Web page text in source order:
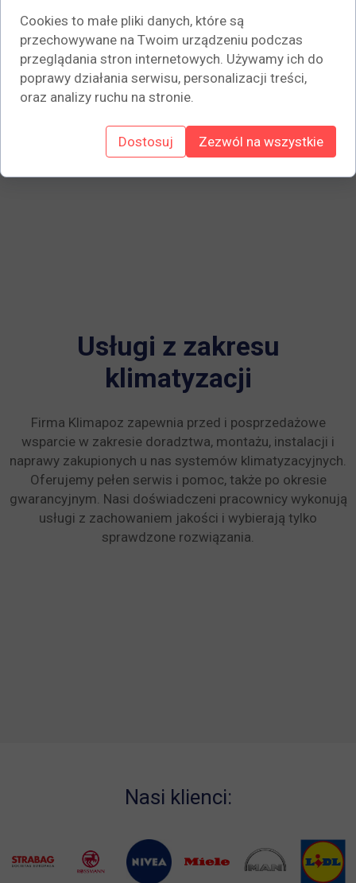
Usługi z zakresu
klimatyzacji
Firma Klimapoz zapewnia przed i posprzedażowe
wsparcie w zakresie doradztwa, montażu, instalacji i
naprawy zakupionych u nas systemów klimatyzacyjnych.
Oferujemy pełen serwis i pomoc, także po okresie
gwarancyjnym. Nasi doświadczeni pracownicy wykonują
usługi z zachowaniem jakości i wybierają tylko
sprawdzone rozwiązania.
Nasi klienci:
Cookies to małe pliki danych, które są
przechowywane na Twoim urządzeniu podczas
przeglądania stron internetowych. Używamy ich do
poprawy działania serwisu, personalizacji treści,
oraz analizy ruchu na stronie.
Dostosuj Zezwól na wszystkie